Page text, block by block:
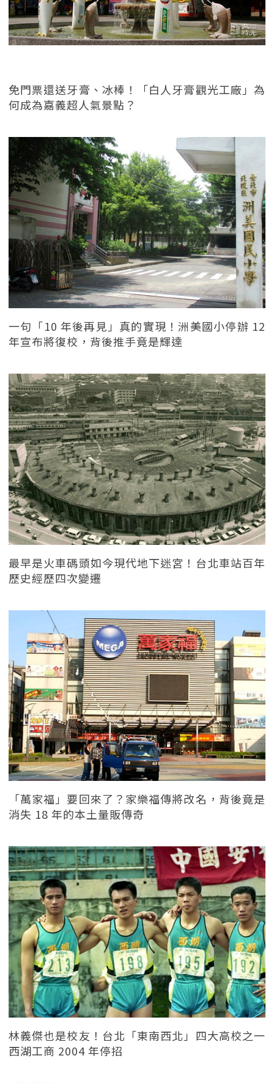
免門票還送牙膏、冰棒！「白人牙膏觀光工廠」為
何成為嘉義超人氣景點？
一句「10 年後再見」真的實現！洲美國小停辦 12
年宣布將復校，背後推手竟是輝達
最早是火車碼頭如今現代地下迷宮！台北車站百年
歷史經歷四次變遷
「萬家福」要回來了？家樂福傳將改名，背後竟是
消失 18 年的本土量販傳奇
林義傑也是校友！台北「東南西北」四大高校之一
西湖工商 2004 年停招